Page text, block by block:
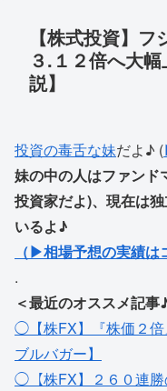
【株式投資】
３.１２倍へ大
説】
投資の毒舌な妹だよ♪ (
妹の中の人はファンド
投資家だよ)、現在は
いるよ♪
（▶相場予想の実績は
.
＜最近のオススメ記事
◯【株FX】『株価２倍
ブルバガー】
◯【株FX】２６０連勝